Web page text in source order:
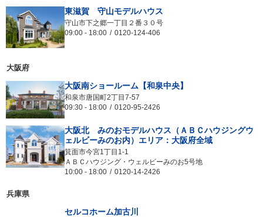
東滋賀 守山モデルハウス
守山市下之郷一丁目２番３０号
09:00 - 18:00 0120-124-406
大阪府
大阪南ショールーム【和泉中央】
和泉市唐国町2丁目7-57
09:30 - 18:00 0120-95-2426
大阪北 みのおモデルハウス（ＡＢＣハウジングウ
ェルビーみのお内）エリア：大阪府全域
箕面市今宮1丁目1-1
ＡＢＣハウジング・ウェルビーみのお5号地
10:00 - 18:00 0120-14-2426
兵庫県
セルコホーム加古川